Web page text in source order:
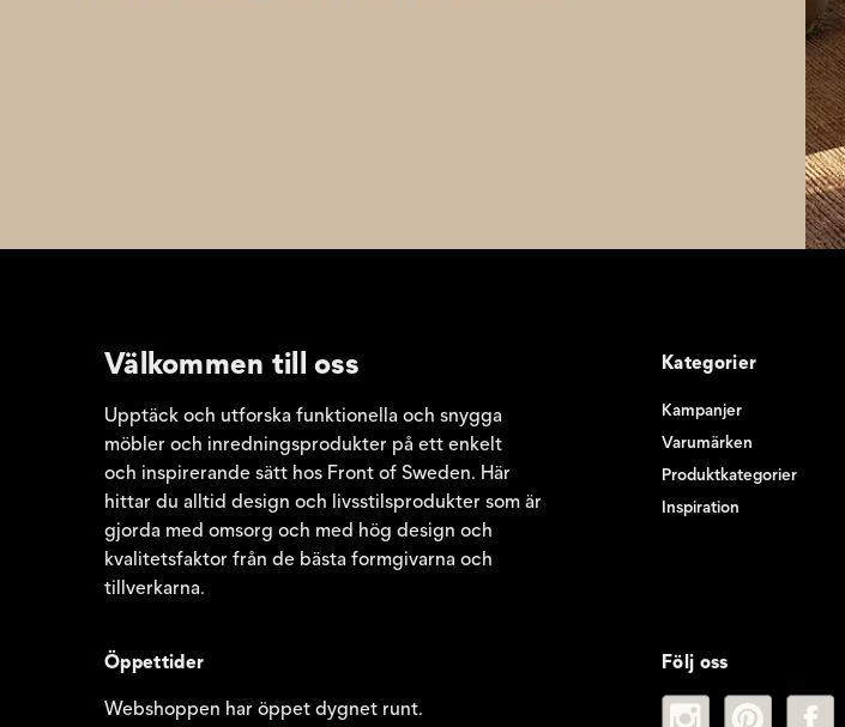
Välkommen till oss
Upptäck och utforska funktionella och snygga
möbler och inredningsprodukter på ett enkelt
och inspirerande sätt hos Front of Sweden. Här
hittar du alltid design och livsstilsprodukter som är
gjorda med omsorg och med hög design och
kvalitetsfaktor från de bästa formgivarna och
tillverkarna.
Kategorier
Kampanjer
Varumärken
Produktkategorier
Inspiration
Öppettider
Webshoppen har öppet dygnet runt.
Följ oss